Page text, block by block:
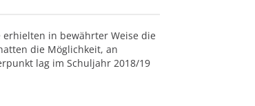
erhielten in bewährter Weise die
die Möglichkeit, an
lag im Schuljahr 2018/19